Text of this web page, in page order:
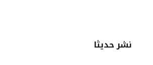
نشر حديثا